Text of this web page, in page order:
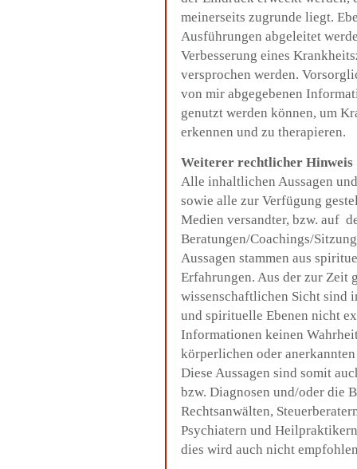
meinerseits zugrunde liegt.
Ausführungen abgeleitet
Verbesserung eines
versprochen werden.
von mir abgegebenen
genutzt werden können, um
erkennen und zu therapieren.
Weiterer rechtlicher Hinweis
Alle inhaltlichen Aussagen
sowie alle zur Verfügung
Medien versandter, bzw. auf
Beratungen/Coachings/
Aussagen stammen aus
Erfahrungen. Aus der zur Zeit
wissenschaftlichen Sicht sind
und spirituelle Ebenen nicht
Informationen keinen
körperlichen oder
Diese Aussagen sind somit
bzw. Diagnosen und/oder die
Rechtsanwälten,
Psychiatern und
dies wird auch nicht